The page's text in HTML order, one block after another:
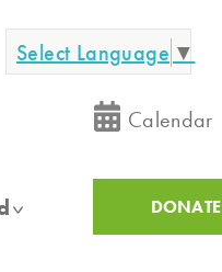
Select Language ▼
Calendar
DONATE